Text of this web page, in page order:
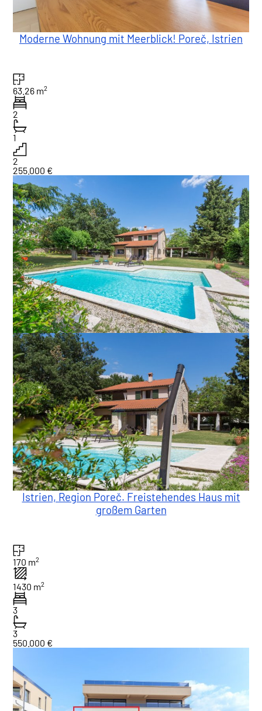
Moderne Wohnung mit Meerblick! Poreč, Istrien
63.26 m2
2
1
2
255.000 €
Istrien, Region Poreč. Freistehendes Haus mit
großem Garten
170 m2
1430 m2
3
3
550.000 €